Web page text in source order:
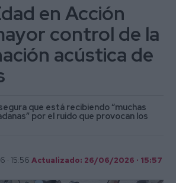
en Acción
control de la
acústica de
que está recibiendo “muchas
por el ruido que provocan los
· 15:56 Actualizado: 26/06/2026 · 15:57